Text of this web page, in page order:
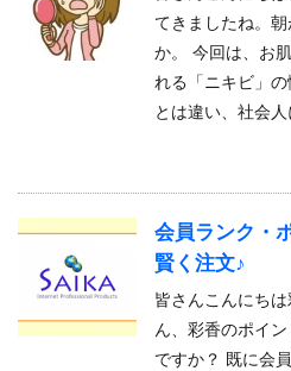
てきましたね。
か。 今回は、お
れる「ニキビ」
とは違い、社会
会員ランク・
賢く注文♪
皆さんこんにち
ん、彩香のポイ
ですか？ 既に会